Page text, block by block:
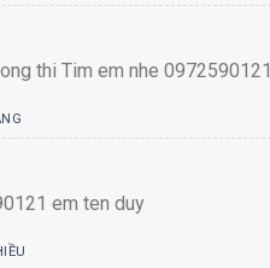
thi Tim em nhe 0972590121
em ten duy